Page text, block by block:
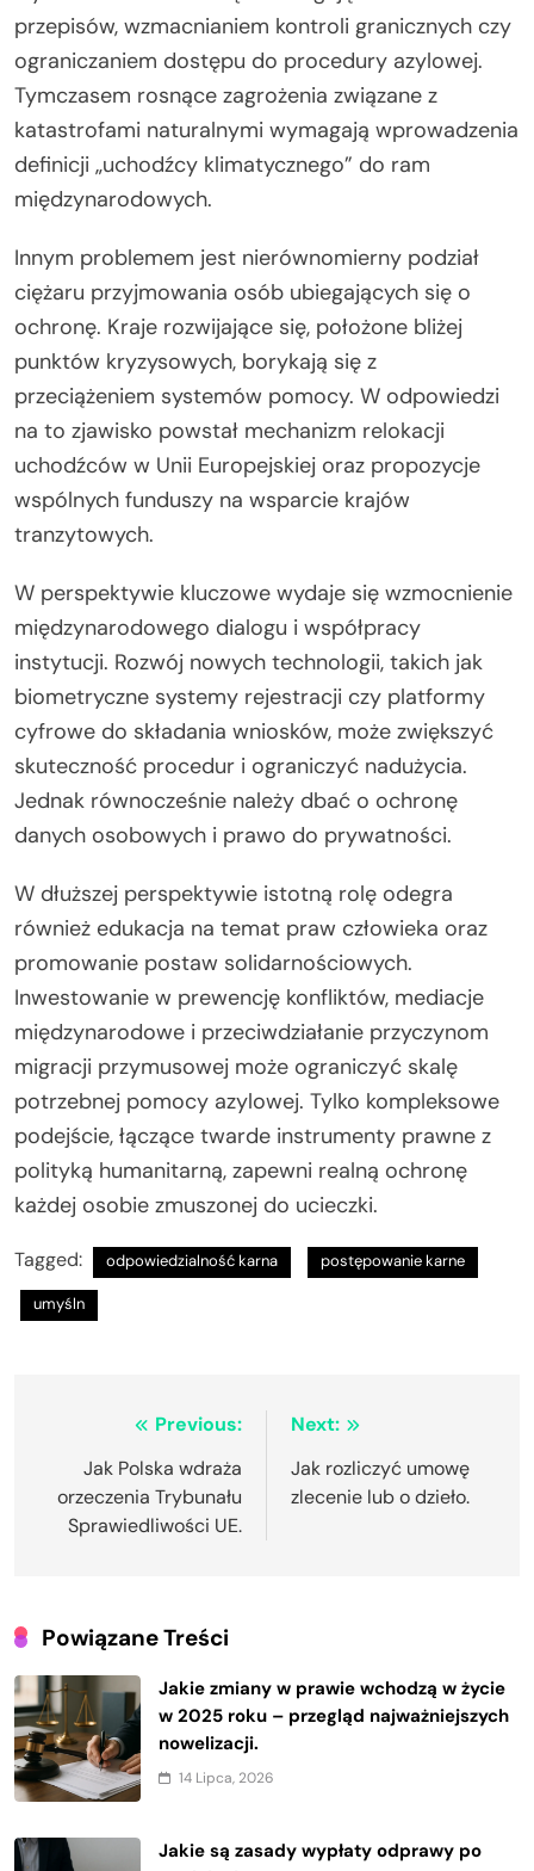
przepisów, wzmacnianiem kontroli granicznych czy
ograniczaniem dostępu do procedury azylowej.
Tymczasem rosnące zagrożenia związane z
katastrofami naturalnymi wymagają wprowadzenia
definicji „uchodźcy klimatycznego” do ram
międzynarodowych.
Innym problemem jest nierównomierny podział
ciężaru przyjmowania osób ubiegających się o
ochronę. Kraje rozwijające się, położone bliżej
punktów kryzysowych, borykają się z
przeciążeniem systemów pomocy. W odpowiedzi
na to zjawisko powstał mechanizm relokacji
uchodźców w Unii Europejskiej oraz propozycje
wspólnych funduszy na wsparcie krajów
tranzytowych.
W perspektywie kluczowe wydaje się wzmocnienie
międzynarodowego dialogu i współpracy
instytucji. Rozwój nowych technologii, takich jak
biometryczne systemy rejestracji czy platformy
cyfrowe do składania wniosków, może zwiększyć
skuteczność procedur i ograniczyć nadużycia.
Jednak równocześnie należy dbać o ochronę
danych osobowych i prawo do prywatności.
W dłuższej perspektywie istotną rolę odegra
również edukacja na temat praw człowieka oraz
promowanie postaw solidarnościowych.
Inwestowanie w prewencję konfliktów, mediacje
międzynarodowe i przeciwdziałanie przyczynom
migracji przymusowej może ograniczyć skalę
potrzebnej pomocy azylowej. Tylko kompleksowe
podejście, łączące twarde instrumenty prawne z
polityką humanitarną, zapewni realną ochronę
każdej osobie zmuszonej do ucieczki.
Tagged: odpowiedzialność karna postępowanie karne
umyśln
Nawigacja
wpisu
Previous:
Jak Polska wdraża
orzeczenia Trybunału
Sprawiedliwości UE.
Next:
Jak rozliczyć umowę
zlecenie lub o dzieło.
Powiązane Treści
Jakie zmiany w prawie wchodzą w życie
w 2025 roku – przegląd najważniejszych
nowelizacji.
14 Lipca, 2026
Jakie są zasady wypłaty odprawy po